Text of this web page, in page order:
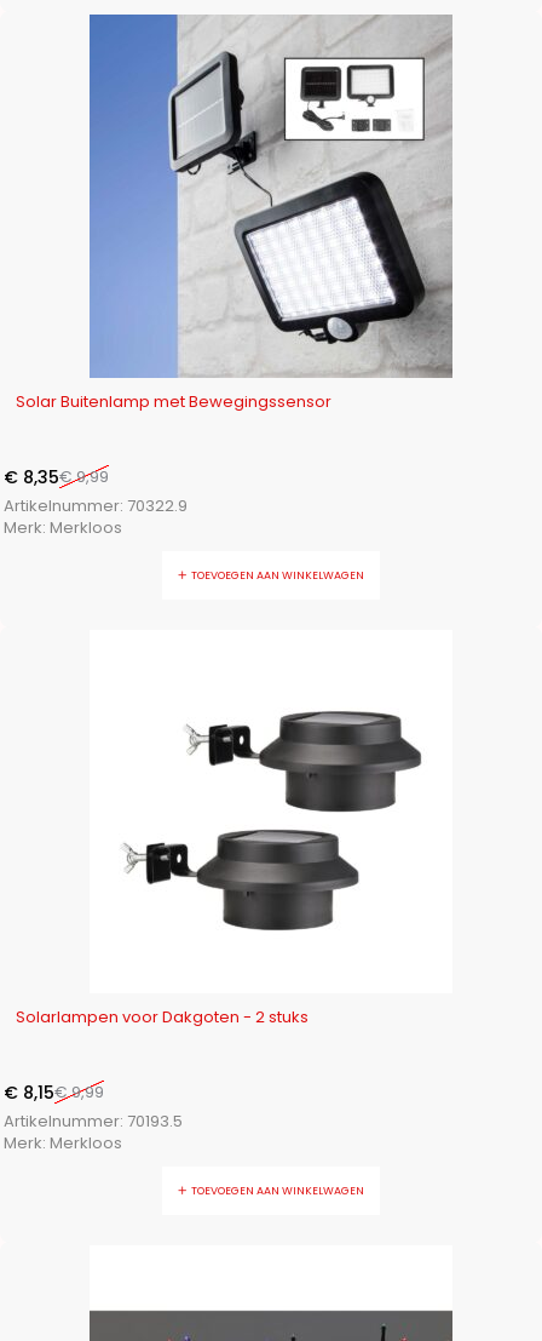
Solar Buitenlamp met Bewegingssensor
€9,99
€ 8,35
Artikelnummer: 70322.9
Merk: Merkloos
TOEVOEGEN AAN WINKELWAGEN
Solarlampen voor Dakgoten - 2 stuks
€9,99
€ 8,15
Artikelnummer: 70193.5
Merk: Merkloos
TOEVOEGEN AAN WINKELWAGEN